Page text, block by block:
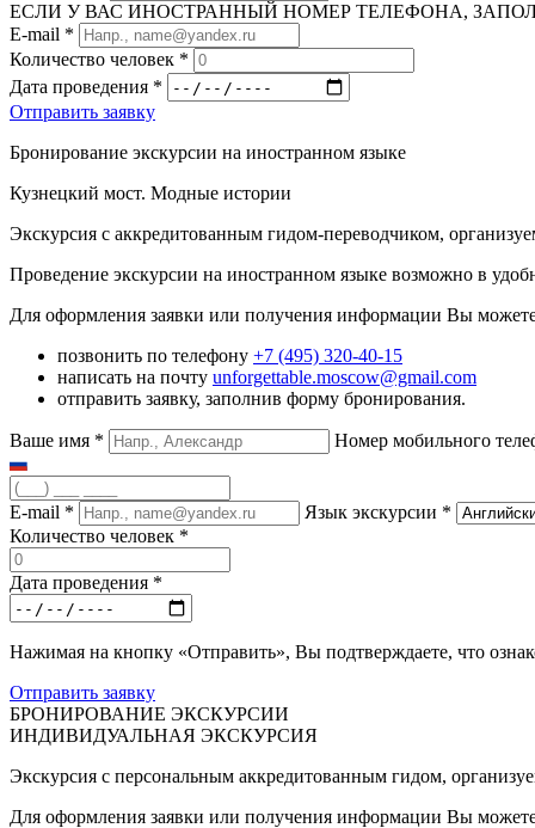
ЕСЛИ У ВАС ИНОСТРАННЫЙ НОМЕР ТЕЛЕФОНА,
E-mail *
Количество человек *
Дата проведения *
Отправить заявку
Бронирование экскурсии на иностранном языке
Кузнецкий мост. Модные истории
Экскурсия с аккредитованным гидом-переводчиком,
Проведение экскурсии на иностранном языке возможно в
Для оформления заявки или получения информации Вы
позвонить по телефону +7 (495) 320-40-15
написать на почту unforgettable.moscow@gmail.com
отправить заявку, заполнив форму бронирования.
Ваше имя * Номер мобильного
E-mail * Язык экскурсии *
Количество человек *
Дата проведения *
Нажимая на кнопку «Отправить», Вы подтверждаете, что
Отправить заявку
БРОНИРОВАНИЕ ЭКСКУРСИИ
ИНДИВИДУАЛЬНАЯ ЭКСКУРСИЯ
Экскурсия с персональным аккредитованным гидом,
Для оформления заявки или получения информации Вы